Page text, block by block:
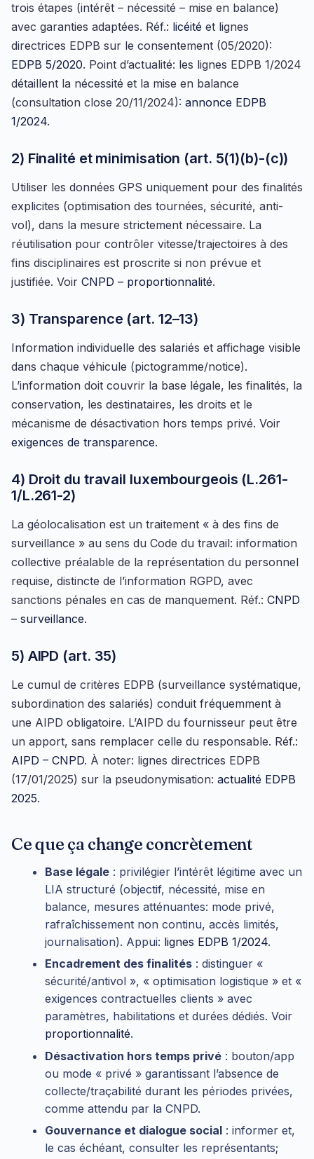
trois étapes (intérêt – nécessité – mise en balance)
avec garanties adaptées. Réf.: licéité et lignes
directrices EDPB sur le consentement (05/2020):
EDPB 5/2020. Point d’actualité: les lignes EDPB 1/2024
détaillent la nécessité et la mise en balance
(consultation close 20/11/2024): annonce EDPB
1/2024.
2) Finalité et minimisation (art. 5(1)(b)-(c))
Utiliser les données GPS uniquement pour des finalités
explicites (optimisation des tournées, sécurité, anti-
vol), dans la mesure strictement nécessaire. La
réutilisation pour contrôler vitesse/trajectoires à des
fins disciplinaires est proscrite si non prévue et
justifiée. Voir CNPD – proportionnalité.
3) Transparence (art. 12–13)
Information individuelle des salariés et affichage visible
dans chaque véhicule (pictogramme/notice).
L’information doit couvrir la base légale, les finalités, la
conservation, les destinataires, les droits et le
mécanisme de désactivation hors temps privé. Voir
exigences de transparence.
4) Droit du travail luxembourgeois (L.261-
1/L.261-2)
La géolocalisation est un traitement « à des fins de
surveillance » au sens du Code du travail: information
collective préalable de la représentation du personnel
requise, distincte de l’information RGPD, avec
sanctions pénales en cas de manquement. Réf.: CNPD
– surveillance.
5) AIPD (art. 35)
Le cumul de critères EDPB (surveillance systématique,
subordination des salariés) conduit fréquemment à
une AIPD obligatoire. L’AIPD du fournisseur peut être
un apport, sans remplacer celle du responsable. Réf.:
AIPD – CNPD. À noter: lignes directrices EDPB
(17/01/2025) sur la pseudonymisation: actualité EDPB
2025.
Ce que ça change concrètement
Base légale : privilégier l’intérêt légitime avec un
LIA structuré (objectif, nécessité, mise en
balance, mesures atténuantes: mode privé,
rafraîchissement non continu, accès limités,
journalisation). Appui: lignes EDPB 1/2024.
Encadrement des finalités : distinguer «
sécurité/antivol », « optimisation logistique » et «
exigences contractuelles clients » avec
paramètres, habilitations et durées dédiés. Voir
proportionnalité.
Désactivation hors temps privé : bouton/app
ou mode « privé » garantissant l’absence de
collecte/traçabilité durant les périodes privées,
comme attendu par la CNPD.
Gouvernance et dialogue social : informer et,
le cas échéant, consulter les représentants;